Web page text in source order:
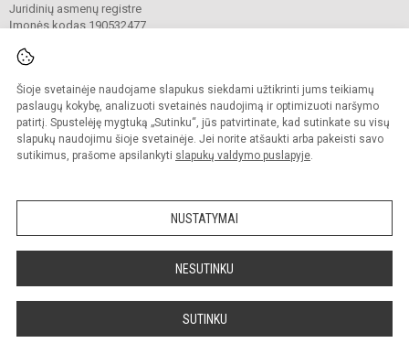
Šioje svetainėje naudojame slapukus siekdami užtikrinti jums teikiamų
paslaugų kokybę, analizuoti svetainės naudojimą ir optimizuoti naršymo
patirtį. Spustelėję mygtuką „Sutinku“, jūs patvirtinate, kad sutinkate su visų
slapukų naudojimu šioje svetainėje. Jei norite atšaukti arba pakeisti savo
sutikimus, prašome apsilankyti slapukų valdymo puslapyje.
NUSTATYMAI
NESUTINKU
SUTINKU
Juridinių asmenų registre
Įmonės kodas 190532477
© 2023. Šiaulių Dainų progimnazija. Visos teisės saugomos.
Kopijuoti turinį be raštiško gimnazijos sutikimo griežtai draudžiama.
Prieinamumo paraiška Slapukų politika
Sumanus būdas atnaujinti